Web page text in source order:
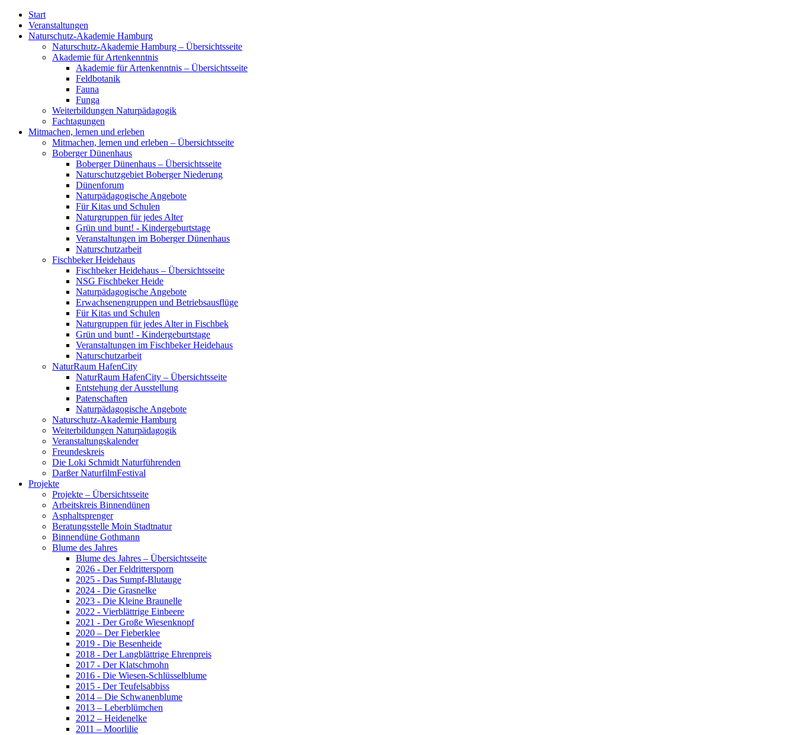
Start
Veranstaltungen
Naturschutz-Akademie Hamburg
Naturschutz-Akademie Hamburg – Übersichtsseite
Akademie für Artenkenntnis
Akademie für Artenkenntnis – Übersichtsseite
Feldbotanik
Fauna
Funga
Weiterbildungen Naturpädagogik
Fachtagungen
Mitmachen, lernen und erleben
Mitmachen, lernen und erleben – Übersichtsseite
Boberger Dünenhaus
Boberger Dünenhaus – Übersichtsseite
Naturschutzgebiet Boberger Niederung
Dünenforum
Naturpädagogische Angebote
Für Kitas und Schulen
Naturgruppen für jedes Alter
Grün und bunt! - Kindergeburtstage
Veranstaltungen im Boberger Dünenhaus
Naturschutzarbeit
Fischbeker Heidehaus
Fischbeker Heidehaus – Übersichtsseite
NSG Fischbeker Heide
Naturpädagogische Angebote
Erwachsenengruppen und Betriebsausflüge
Für Kitas und Schulen
Naturgruppen für jedes Alter in Fischbek
Grün und bunt! - Kindergeburtstage
Veranstaltungen im Fischbeker Heidehaus
Naturschutzarbeit
NaturRaum HafenCity
NaturRaum HafenCity – Übersichtsseite
Entstehung der Ausstellung
Patenschaften
Naturpädagogische Angebote
Naturschutz-Akademie Hamburg
Weiterbildungen Naturpädagogik
Veranstaltungskalender
Freundeskreis
Die Loki Schmidt Naturführenden
Darßer NaturfilmFestival
Projekte
Projekte – Übersichtsseite
Arbeitskreis Binnendünen
Asphaltsprenger
Beratungsstelle Moin Stadtnatur
Binnendüne Gothmann
Blume des Jahres
Blume des Jahres – Übersichtsseite
2026 - Der Feldrittersporn
2025 - Das Sumpf-Blutauge
2024 - Die Grasnelke
2023 - Die Kleine Braunelle
2022 - Vierblättrige Einbeere
2021 - Der Große Wiesenknopf
2020 – Der Fieberklee
2019 - Die Besenheide
2018 - Der Langblättrige Ehrenpreis
2017 - Der Klatschmohn
2016 - Die Wiesen-Schlüsselblume
2015 - Der Teufelsabbiss
2014 – Die Schwanenblume
2013 – Leberblümchen
2012 – Heidenelke
2011 – Moorlilie